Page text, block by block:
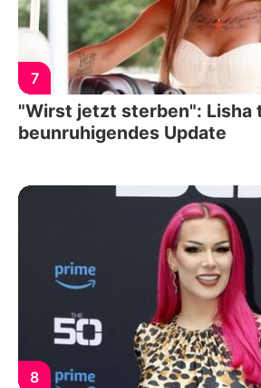
7
"Wirst jetzt sterben": Lisha
beunruhigendes Update
8